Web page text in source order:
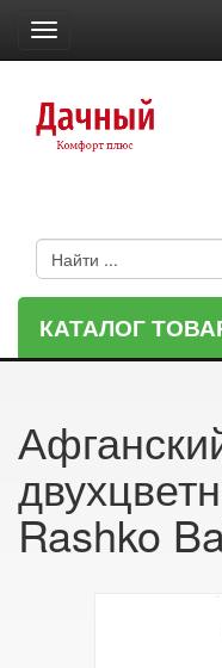
Toggle
navigation
КАТАЛОГ
Rashko